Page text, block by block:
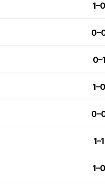
1–0
0–1
1–0
1–1
1–0